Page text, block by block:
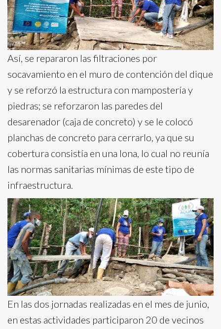
Así, se repararon las filtraciones por
socavamiento en el muro de contención del dique
y se reforzó la estructura con mampostería y
piedras; se reforzaron las paredes del
desarenador (caja de concreto) y se le colocó
planchas de concreto para cerrarlo, ya que su
cobertura consistía en una lona, lo cual no reunía
las normas sanitarias mínimas de este tipo de
infraestructura.
En las dos jornadas realizadas en el mes de junio,
en estas actividades participaron 20 de vecinos